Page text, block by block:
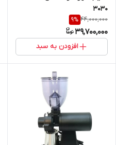
3030
44,000,000
9%
39,700,000
افزودن به سبد